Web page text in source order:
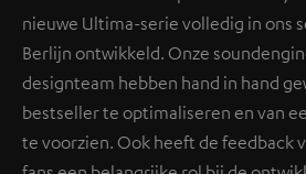
nieuwe Ultima-serie volledig in ons
Berlijn ontwikkeld. Onze
designteam hebben hand in hand
bestseller te optimaliseren en van
te voorzien. Ook heeft de feedback